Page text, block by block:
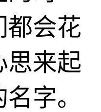
都会花
思来起
字。